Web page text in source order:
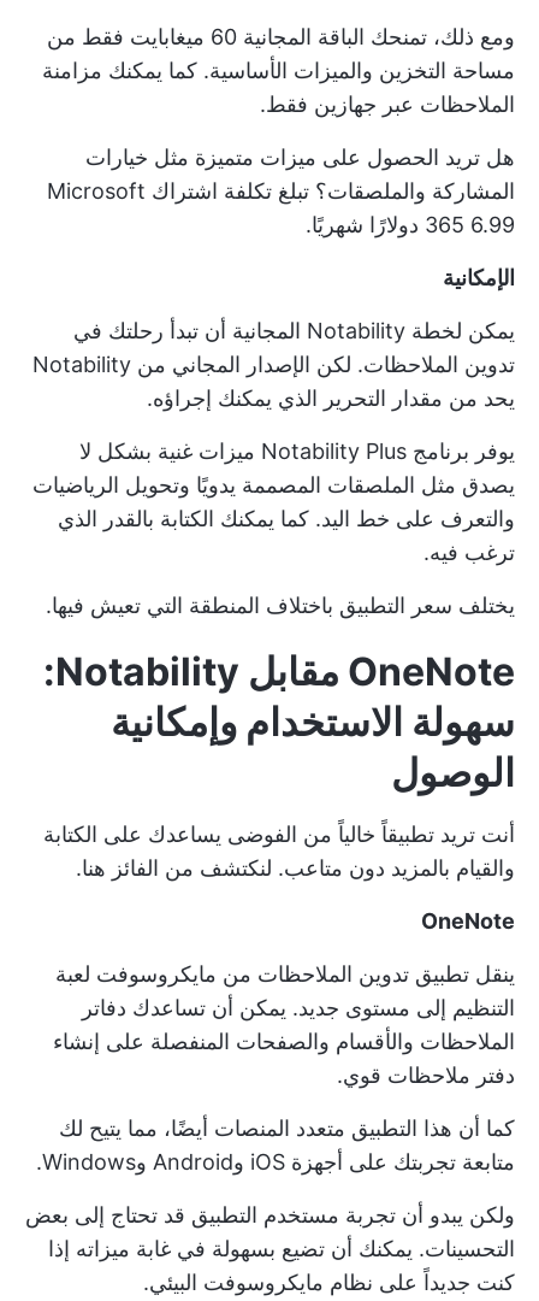
ومع ذلك، تمنحك الباقة المجانية 60 ميغابايت فقط من
مساحة التخزين والميزات الأساسية. كما يمكنك مزامنة
الملاحظات عبر جهازين فقط.
هل تريد الحصول على ميزات متميزة مثل خيارات
المشاركة والملصقات؟ تبلغ تكلفة اشتراك Microsoft
365 6.99 دولارًا شهريًا.
الإمكانية
يمكن لخطة Notability المجانية أن تبدأ رحلتك في
تدوين الملاحظات. لكن الإصدار المجاني من Notability
يحد من مقدار التحرير الذي يمكنك إجراؤه.
يوفر برنامج Notability Plus ميزات غنية بشكل لا
يصدق مثل الملصقات المصممة يدويًا وتحويل الرياضيات
والتعرف على خط اليد. كما يمكنك الكتابة بالقدر الذي
ترغب فيه.
يختلف سعر التطبيق باختلاف المنطقة التي تعيش فيها.
OneNote مقابل Notability:
سهولة الاستخدام وإمكانية
الوصول
أنت تريد تطبيقاً خالياً من الفوضى يساعدك على الكتابة
والقيام بالمزيد دون متاعب. لنكتشف من الفائز هنا.
OneNote
ينقل تطبيق تدوين الملاحظات من مايكروسوفت لعبة
التنظيم إلى مستوى جديد. يمكن أن تساعدك دفاتر
الملاحظات والأقسام والصفحات المنفصلة على إنشاء
دفتر ملاحظات قوي.
كما أن هذا التطبيق متعدد المنصات أيضًا، مما يتيح لك
متابعة تجربتك على أجهزة iOS وAndroid وWindows.
ولكن يبدو أن تجربة مستخدم التطبيق قد تحتاج إلى بعض
التحسينات. يمكنك أن تضيع بسهولة في غابة ميزاته إذا
كنت جديداً على نظام مايكروسوفت البيئي.